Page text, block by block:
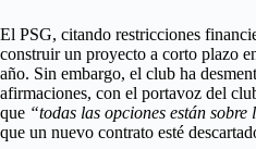
El PSG, citando restricciones
construir un proyecto a corto plazo
año. Sin embargo, el club ha
afirmaciones, con el portavoz del
que “todas las opciones están sobre
que un nuevo contrato esté